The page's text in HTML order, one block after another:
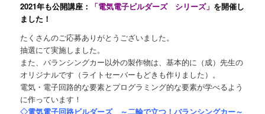
2021年も公開講座： 「電気電子ビルダーズ シリーズ」 を開催し
ました！
たくさんのご応募ありがとうございました。
抽選にて実施しました。
また、バランシングカー以外の製作物は、基本的に（成）先生の
オリジナルです（ライトセーバーもどきも作りました）。
電気・電子回路的な要素とプログラミング的な要素が学べるよう
に作っています！
◇電気電子回路ビルダーズ ～二輪で立つ！バランシングカー～